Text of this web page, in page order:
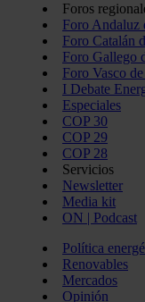
Foros
Foro Andaluz
Foro Catalán
Foro Gallego
Foro Vasco
I Debate
Especiales
COP 30
COP 29
COP 28
Servicios
Newsletter
Media kit
ON | Podcast
Política
Renovables
Mercados
Opinión